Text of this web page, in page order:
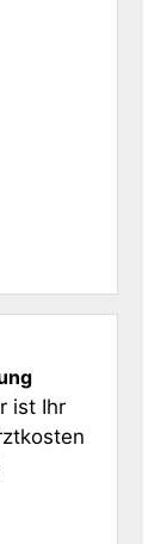
ist Ihr